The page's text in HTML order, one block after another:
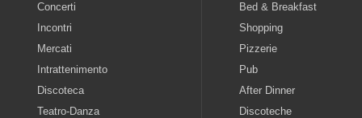
Concerti
Incontri
Mercati
Intrattenimento
Discoteca
Teatro-Danza
Bed & Breakfast
Shopping
Pizzerie
Pub
After Dinner
Discoteche